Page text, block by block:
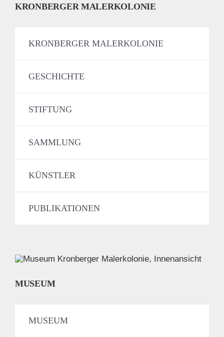
KRONBERGER MALERKOLONIE
KRONBERGER MALERKOLONIE
GESCHICHTE
STIFTUNG
SAMMLUNG
KÜNSTLER
PUBLIKATIONEN
MUSEUM
MUSEUM